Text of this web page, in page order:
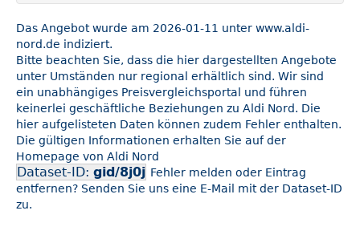
Das Angebot wurde am 2026-01-11 unter www.aldi-
nord.de indiziert.
Bitte beachten Sie, dass die hier dargestellten Angebote
unter Umständen nur regional erhältlich sind. Wir sind
ein unabhängiges Preisvergleichsportal und führen
keinerlei geschäftliche Beziehungen zu Aldi Nord. Die
hier aufgelisteten Daten können zudem Fehler enthalten.
Die gültigen Informationen erhalten Sie auf der
Homepage von Aldi Nord
Dataset-ID: gid/8j0j Fehler melden oder Eintrag
entfernen? Senden Sie uns eine E-Mail mit der Dataset-ID
zu.